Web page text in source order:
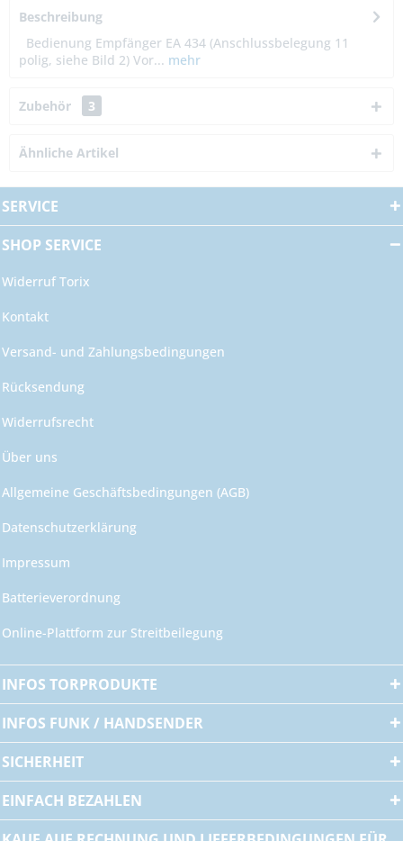
Beschreibung
Bedienung Empfänger EA 434 (Anschlussbelegung 11
polig, siehe Bild 2) Vor... mehr
Zubehör 3
Ähnliche Artikel
SERVICE
SHOP SERVICE
Widerruf Torix
Kontakt
Versand- und Zahlungsbedingungen
Rücksendung
Widerrufsrecht
Über uns
Allgemeine Geschäftsbedingungen (AGB)
Datenschutzerklärung
Impressum
Batterieverordnung
Online-Plattform zur Streitbeilegung
INFOS TORPRODUKTE
INFOS FUNK / HANDSENDER
SICHERHEIT
EINFACH BEZAHLEN